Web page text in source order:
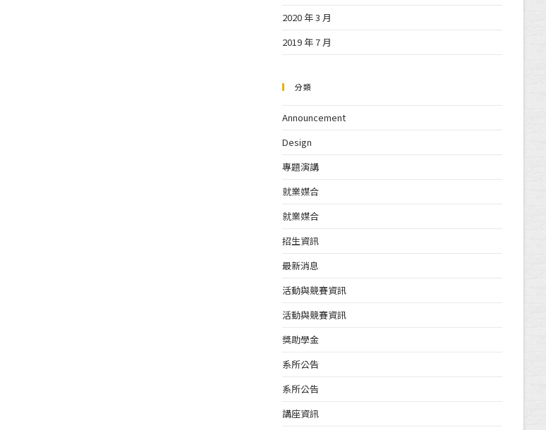
2020 年 3 月
2019 年 7 月
分類
Announcement
Design
專題演講
就業媒合
就業媒合
招生資訊
最新消息
活動與競賽資訊
活動與競賽資訊
獎助學金
系所公告
系所公告
講座資訊